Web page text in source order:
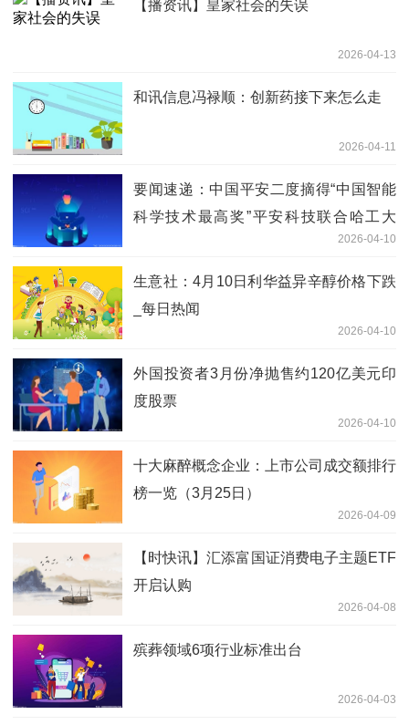
【播资讯】皇家社会的失误
2026-04-13
和讯信息冯禄顺：创新药接下来怎么走
2026-04-11
要闻速递：中国平安二度摘得“中国智能
科学技术最高奖”平安科技联合哈工大
（深圳）、北大荣获2025年度吴文俊人
工智能科技进步奖一等奖
2026-04-10
生意社：4月10日利华益异辛醇价格下跌
_每日热闻
2026-04-10
外国投资者3月份净抛售约120亿美元印
度股票
2026-04-10
十大麻醉概念企业：上市公司成交额排行
榜一览（3月25日）
2026-04-09
【时快讯】汇添富国证消费电子主题ETF
开启认购
2026-04-08
殡葬领域6项行业标准出台
2026-04-03